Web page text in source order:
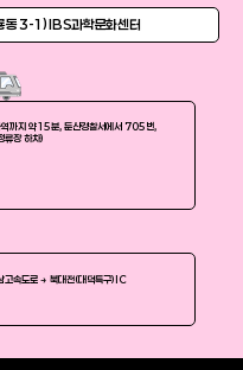
동 3-1) IBS과학문화센터
역까지 약15분, 둔산경찰서에서 705번,
장 하차)
고속도로 → 북대전(대덕특구)IC